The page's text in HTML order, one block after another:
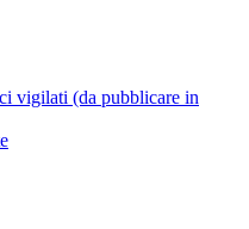
vigilati (da pubblicare in